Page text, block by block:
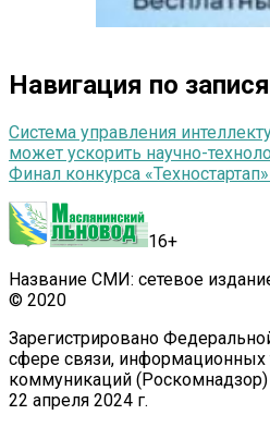
Навигация по
Система управления
может ускорить научно-
Финал конкурса
16+
Название СМИ: сетевое
© 2020
Зарегистрировано
сфере связи, информационных
коммуникаций
22 апреля 2024 г.